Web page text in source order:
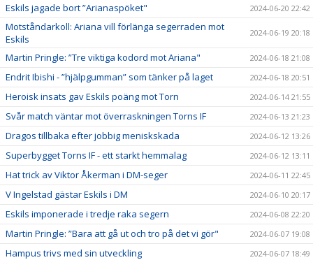
Eskils jagade bort ”Arianaspöket" 2024-06-20 22:42
Motståndarkoll: Ariana vill förlänga segerraden mot
Eskils
2024-06-19 20:18
Martin Pringle: ”Tre viktiga kodord mot Ariana" 2024-06-18 21:08
Endrit Ibishi - ”hjälpgumman” som tänker på laget 2024-06-18 20:51
Heroisk insats gav Eskils poäng mot Torn 2024-06-14 21:55
Svår match väntar mot överraskningen Torns IF 2024-06-13 21:23
Dragos tillbaka efter jobbig meniskskada 2024-06-12 13:26
Superbygget Torns IF - ett starkt hemmalag 2024-06-12 13:11
Hat trick av Viktor Åkerman i DM-seger 2024-06-11 22:45
V Ingelstad gästar Eskils i DM 2024-06-10 20:17
Eskils imponerade i tredje raka segern 2024-06-08 22:20
Martin Pringle: ”Bara att gå ut och tro på det vi gör" 2024-06-07 19:08
Hampus trivs med sin utveckling 2024-06-07 18:49